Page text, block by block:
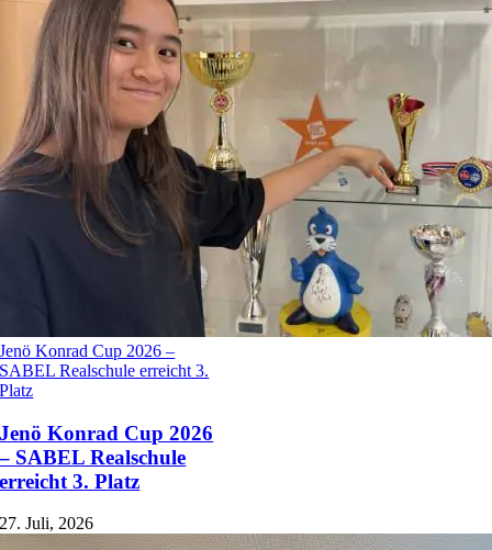
Jenö Konrad Cup 2026 –
SABEL Realschule erreicht 3.
Platz
Jenö Konrad Cup 2026
– SABEL Realschule
erreicht 3. Platz
27. Juli, 2026